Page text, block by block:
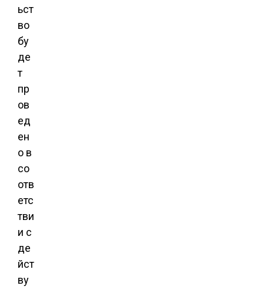
ьст
во
бу
де
т
пр
ов
ед
ен
о в
со
отв
етс
тви
и с
де
йст
ву